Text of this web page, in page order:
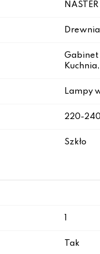
NASTER
Gabinet
Lampy
220-240
Szkło
Tak